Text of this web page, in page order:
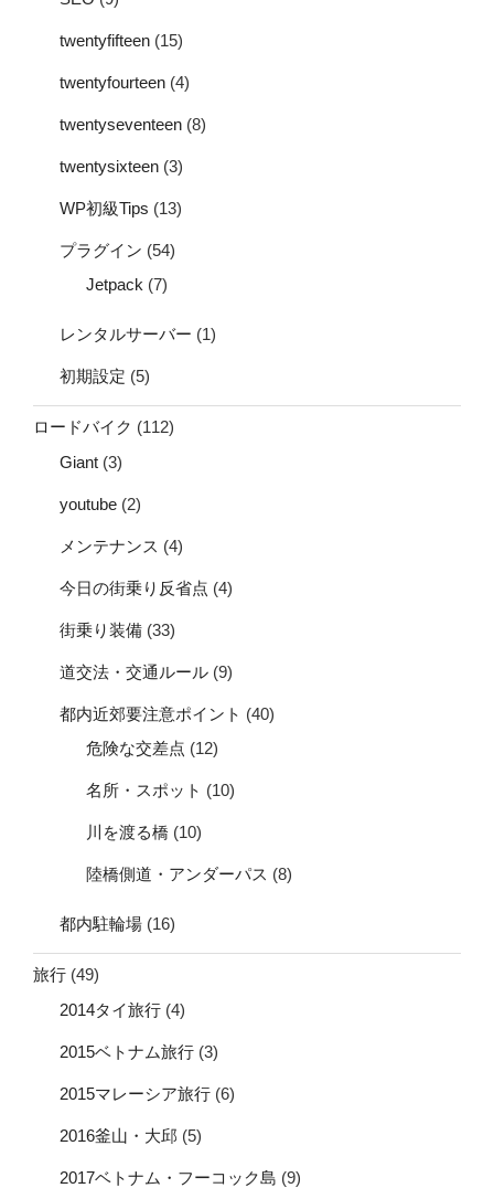
twentyfifteen (15)
twentyfourteen (4)
twentyseventeen (8)
twentysixteen (3)
WP初級Tips (13)
プラグイン (54)
Jetpack (7)
レンタルサーバー (1)
初期設定 (5)
ロードバイク (112)
Giant (3)
youtube (2)
メンテナンス (4)
今日の街乗り反省点 (4)
街乗り装備 (33)
道交法・交通ルール (9)
都内近郊要注意ポイント (40)
危険な交差点 (12)
名所・スポット (10)
川を渡る橋 (10)
陸橋側道・アンダーパス (8)
都内駐輪場 (16)
旅行 (49)
2014タイ旅行 (4)
2015ベトナム旅行 (3)
2015マレーシア旅行 (6)
2016釜山・大邱 (5)
2017ベトナム・フーコック島 (9)